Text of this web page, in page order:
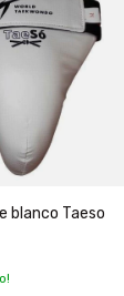
blanco Taeso